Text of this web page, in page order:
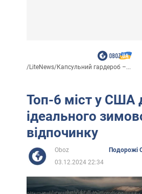
/LiteNews/Капсульний гардероб –...
Топ-6 міст у США
ідеального
відпочинку
Oboz
Подорожі
03.12.2024 22:34